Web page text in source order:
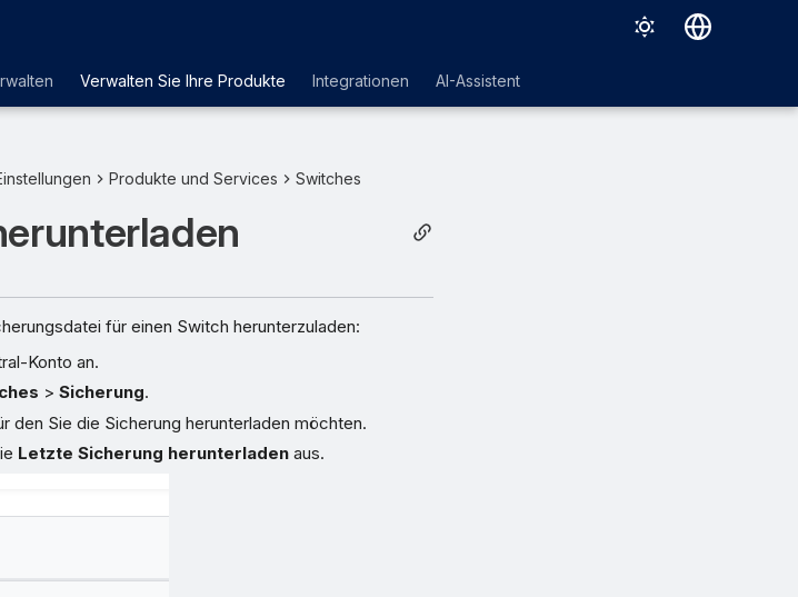
Verwalten Sie Ihre Produkte Integrationen AI-Assistent
Produkte und Services Switches
für einen Switch herunterzuladen:
Konto an.
>Sicherung.
den Sie die Sicherung herunterladen möchten.
Letzte Sicherung herunterladen aus.